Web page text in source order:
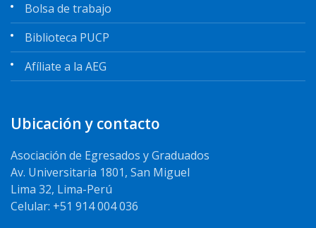
Bolsa de trabajo
Biblioteca PUCP
Afíliate a la AEG
Ubicación y contacto
Asociación de Egresados y Graduados
Av. Universitaria 1801, San Miguel
Lima 32, Lima-Perú
Celular: +51 914 004 036